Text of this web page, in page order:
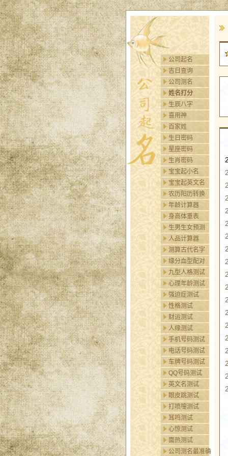
公司起名
吉日查询
公司测名
姓名打分
生辰八字
喜用神
百家姓
生日密码
星座密码
生肖密码
宝宝起小名
宝宝起英文名
农历阳历转换
年龄计算器
身高体重表
生男生女预测
人品计算器
测算古代名字
缘分血型配对
九型人格测试
心理年龄测试
强迫症测试
性格测试
财运测试
人缘测试
手机号码测试
电话号码测试
车牌号码测试
QQ号码测试
英文名测试
眼皮跳测试
打喷嚏测试
耳鸣测试
心惊测试
面热测试
公司测名最准确